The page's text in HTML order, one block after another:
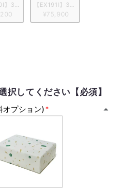
タリア象嵌小物入れ付き　レッド/花柄
】30弁 ORPHEUS 突板仕上げ　ブルー
【EX191I】30弁 ORPHEUS
¥75,900
】
【MM308S+HGT】
択してください【必須】
オプション)